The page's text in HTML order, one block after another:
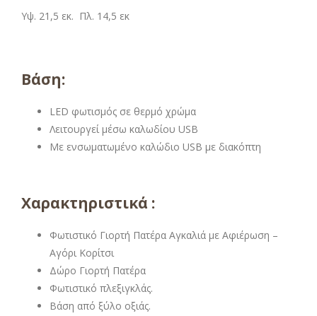
Υψ. 21,5 εκ. Πλ. 14,5 εκ
Βάση:
LED φωτισμός σε θερμό χρώμα
Λειτουργεί μέσω καλωδίου USB
Με ενσωματωμένο καλώδιο USB με διακόπτη
Χαρακτηριστικά :
Φωτιστικό Γιορτή Πατέρα Αγκαλιά με Αφιέρωση –
Αγόρι Κορίτσι
Δώρο Γιορτή Πατέρα
Φωτιστικό πλεξιγκλάς.
Βάση από ξύλο οξιάς.